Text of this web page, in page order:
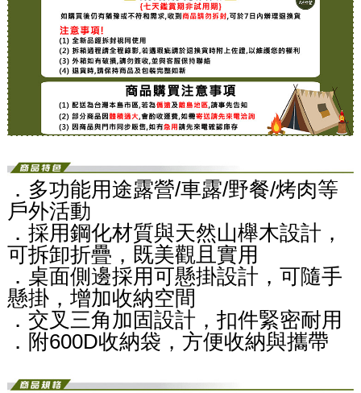
．多功能用途露營/車露/野餐/烤肉等
戶外活動
．採用鋼化材質與天然山櫸木設計，
可拆卸折疊，既美觀且實用
．桌面側邊採用可懸掛設計，可隨手
懸掛，增加收納空間
．交叉三角加固設計，扣件緊密耐用
．附600D收納袋，方便收納與攜帶